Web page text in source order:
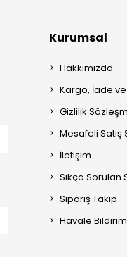
Kurumsal
Hakkımızda
Kargo, İade
Gizlilik
Mesafeli Satış
İletişim
Sıkça Sorulan
Sipariş Takip
Havale